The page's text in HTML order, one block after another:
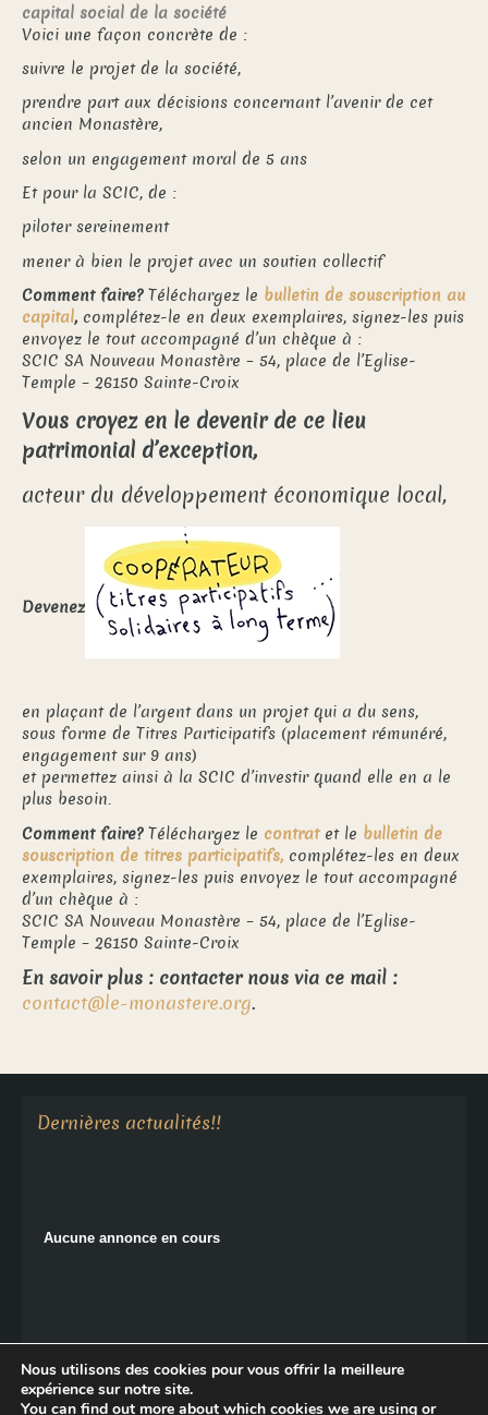
capital social de la société
Voici une façon concrète de :
suivre le projet de la société,
prendre part aux décisions concernant l’avenir de cet
ancien Monastère,
selon un engagement moral de 5 ans
Et pour la SCIC, de :
piloter sereinement
mener à bien le projet avec un soutien collectif
Comment faire?Téléchargez le bulletin de souscription au
capital, complétez-le en deux exemplaires, signez-les puis
envoyez le tout accompagné d’un chèque à :
SCIC SA Nouveau Monastère – 54, place de l’Eglise-
Temple – 26150 Sainte-Croix
Vous croyez en le devenir de ce lieu
patrimonial d’exception,
acteur du développement économique local,
Devenez
en plaçant de l’argent dans un projet qui a du sens,
sous forme de Titres Participatifs (placement rémunéré,
engagement sur 9 ans)
et permettez ainsi à la SCIC d’investir quand elle en a le
plus besoin.
Comment faire?Téléchargez le contrat et le bulletin de
souscription de titres participatifs, complétez-les en deux
exemplaires, signez-les puis envoyez le tout accompagné
d’un chèque à :
SCIC SA Nouveau Monastère – 54, place de l’Eglise-
Temple – 26150 Sainte-Croix
En savoir plus : contacter nous via ce mail :
contact@le-monastere.org.
Dernières actualités!!
Nous utilisons des cookies pour vous offrir la meilleure
expérience sur notre site.
You can find out more about which cookies we are using or